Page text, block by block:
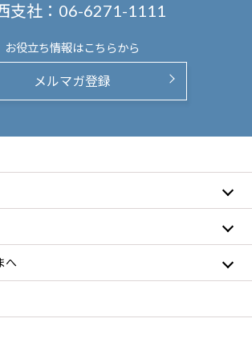
支社： 06-6271-1111
お役立ち情報はこちらから
メルマガ登録
へ